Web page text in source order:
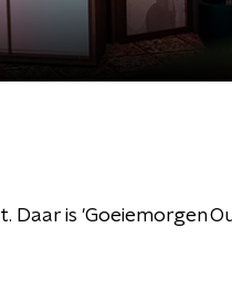
Daar is 'Goeiemorgen